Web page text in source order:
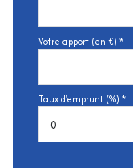
Votre apport (en €) *
Taux d'emprunt (%) *